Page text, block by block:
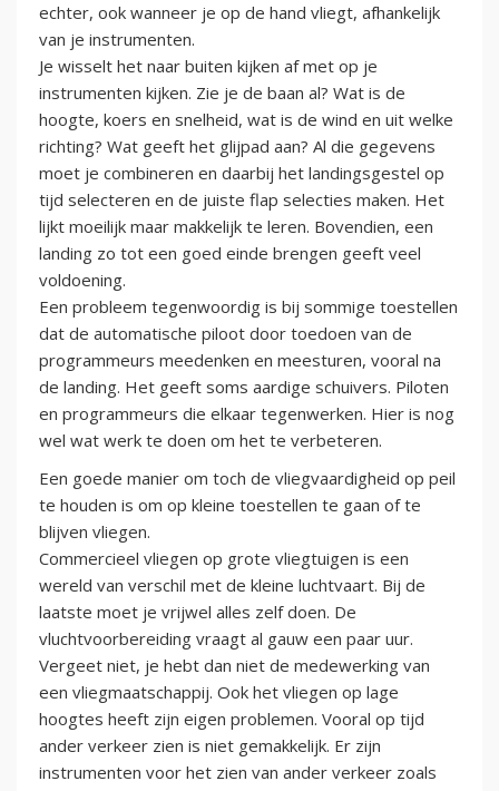
echter, ook wanneer je op de hand vliegt, afhankelijk
van je instrumenten.
Je wisselt het naar buiten kijken af met op je
instrumenten kijken. Zie je de baan al? Wat is de
hoogte, koers en snelheid, wat is de wind en uit welke
richting? Wat geeft het glijpad aan? Al die gegevens
moet je combineren en daarbij het landingsgestel op
tijd selecteren en de juiste flap selecties maken. Het
lijkt moeilijk maar makkelijk te leren. Bovendien, een
landing zo tot een goed einde brengen geeft veel
voldoening.
Een probleem tegenwoordig is bij sommige toestellen
dat de automatische piloot door toedoen van de
programmeurs meedenken en meesturen, vooral na
de landing. Het geeft soms aardige schuivers. Piloten
en programmeurs die elkaar tegenwerken. Hier is nog
wel wat werk te doen om het te verbeteren.
Een goede manier om toch de vliegvaardigheid op peil
te houden is om op kleine toestellen te gaan of te
blijven vliegen.
Commercieel vliegen op grote vliegtuigen is een
wereld van verschil met de kleine luchtvaart. Bij de
laatste moet je vrijwel alles zelf doen. De
vluchtvoorbereiding vraagt al gauw een paar uur.
Vergeet niet, je hebt dan niet de medewerking van
een vliegmaatschappij. Ook het vliegen op lage
hoogtes heeft zijn eigen problemen. Vooral op tijd
ander verkeer zien is niet gemakkelijk. Er zijn
instrumenten voor het zien van ander verkeer zoals